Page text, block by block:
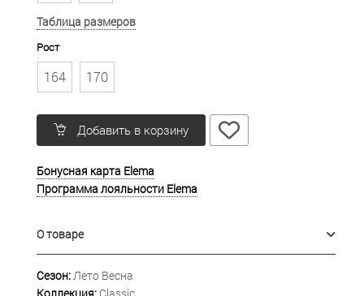
Таблица размеров
Рост
164 170
Добавить в корзину
Бонусная карта Elema
Программа лояльности Elema
О товаре
Сезон:Лето Весна